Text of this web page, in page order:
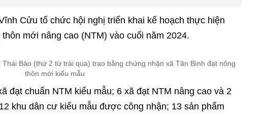
Cửu tổ chức hội nghị triển khai kế hoạch thực hiện
mới nâng cao (NTM) vào cuối năm 2024.
Bảo (thứ 2 từ trái qua) trao bằng chứng nhận xã Tân Bình đạt nông
thôn mới kiểu mẫu
đạt chuẩn NTM kiểu mẫu; 6 xã đạt NTM nâng cao và 2
khu dân cư kiểu mẫu được công nhận; 13 sản phẩm